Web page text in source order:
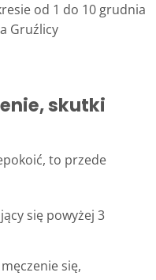
od 1 do 10 grudnia
Gruźlicy
skutki
to przede
się powyżej 3
się,